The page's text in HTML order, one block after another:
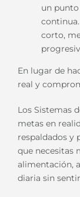
un
corto,
En lugar de
real y
Los Sistemas
metas en
respaldados y
que necesitas
alimentación,
diaria sin